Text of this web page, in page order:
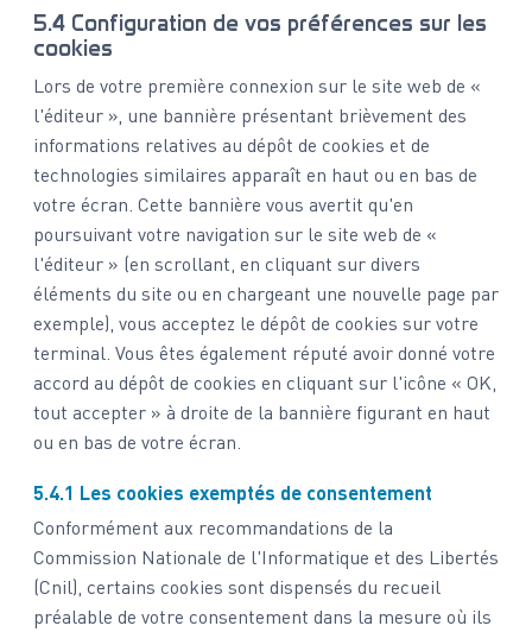
5.4 Configuration de vos préférences sur les
cookies
Lors de votre première connexion sur le site web de «
l'éditeur », une bannière présentant brièvement des
informations relatives au dépôt de cookies et de
technologies similaires apparaît en haut ou en bas de
votre écran. Cette bannière vous avertit qu'en
poursuivant votre navigation sur le site web de «
l'éditeur » (en scrollant, en cliquant sur divers
éléments du site ou en chargeant une nouvelle page par
exemple), vous acceptez le dépôt de cookies sur votre
terminal. Vous êtes également réputé avoir donné votre
accord au dépôt de cookies en cliquant sur l'icône « OK,
tout accepter » à droite de la bannière figurant en haut
ou en bas de votre écran.
5.4.1 Les cookies exemptés de consentement
Conformément aux recommandations de la
Commission Nationale de l'Informatique et des Libertés
(Cnil), certains cookies sont dispensés du recueil
préalable de votre consentement dans la mesure où ils